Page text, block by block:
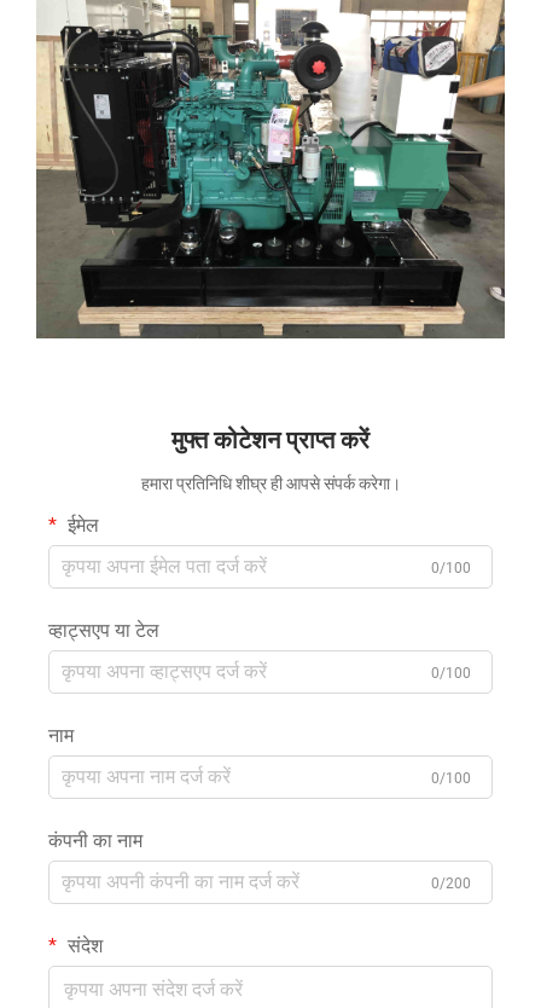
मुफ्त कोटेशन प्राप्त करें
हमारा प्रतिनिधि शीघ्र ही आपसे संपर्क करेगा।
ईमेल
0/100
व्हाट्सएप या टेल
0/100
नाम
0/100
कंपनी का नाम
0/200
संदेश